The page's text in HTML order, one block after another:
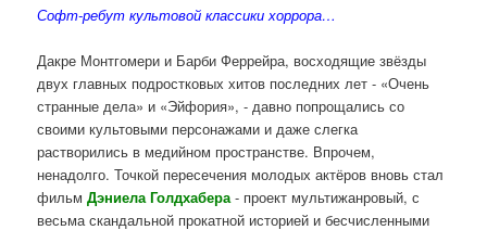
Софт-ребут культовой классики хоррора…
Дакре Монтгомери и Барби Феррейра, восходящие звёзды
двух главных подростковых хитов последних лет - «Очень
странные дела» и «Эйфория», - давно попрощались со
своими культовыми персонажами и даже слегка
растворились в медийном пространстве. Впрочем,
ненадолго. Точкой пересечения молодых актёров вновь стал
фильмДэниела Голдхабера- проект мультижанровый, с
весьма скандальной прокатной историей и бесчисленными